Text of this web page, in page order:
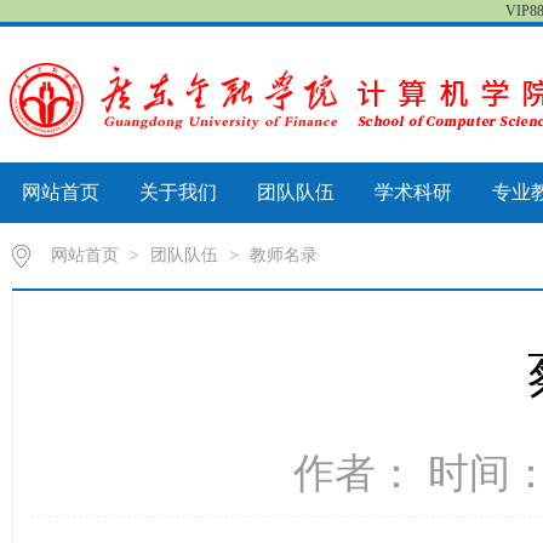
网站首页 关于我们 团队队伍 学术科研 专业
网站首页 > 团队队伍 > 教师名录
作者： 时间